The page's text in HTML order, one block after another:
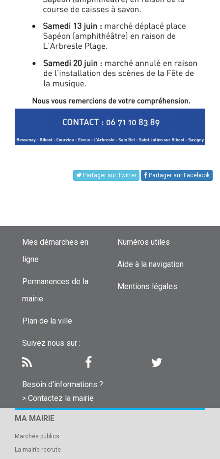
Partager sur Twitter Partager sur Facebook
Mes démarches en
ligne
Permanences de la
mairie
Plan de la ville
Numéros utiles
Aide à la navigation
Mentions légales
Suivez nous sur :
Besoin d'informations ?
> Contactez la mairie
MA MAIRIE
Marchés publics
La mairie recrute